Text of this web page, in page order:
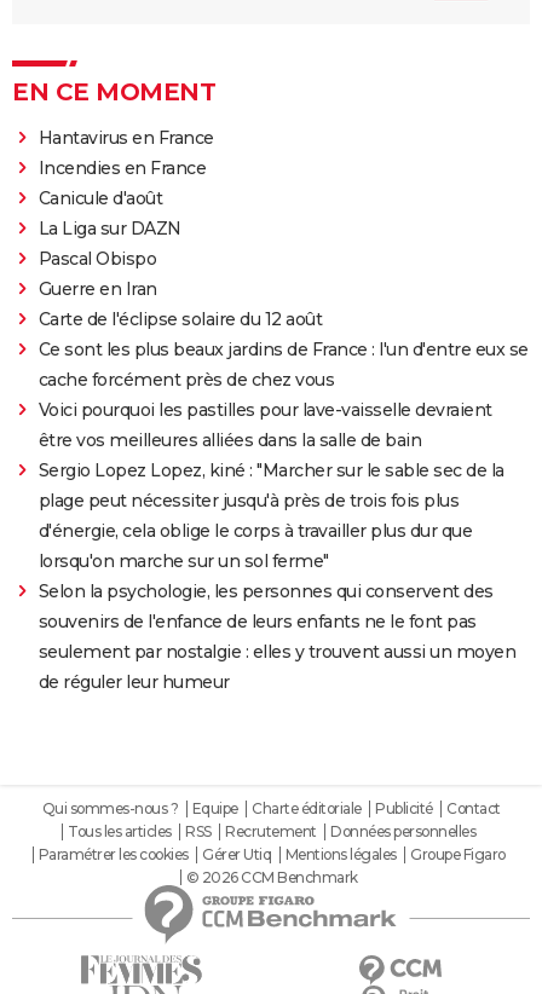
EN CE MOMENT
Hantavirus en France
Incendies en France
Canicule d'août
La Liga sur DAZN
Pascal Obispo
Guerre en Iran
Carte de l'éclipse solaire du 12 août
Ce sont les plus beaux jardins de France : l'un d'entre eux se
cache forcément près de chez vous
Voici pourquoi les pastilles pour lave-vaisselle devraient
être vos meilleures alliées dans la salle de bain
Sergio Lopez Lopez, kiné : "Marcher sur le sable sec de la
plage peut nécessiter jusqu'à près de trois fois plus
d'énergie, cela oblige le corps à travailler plus dur que
lorsqu'on marche sur un sol ferme"
Selon la psychologie, les personnes qui conservent des
souvenirs de l'enfance de leurs enfants ne le font pas
seulement par nostalgie : elles y trouvent aussi un moyen
de réguler leur humeur
Qui sommes-nous ? Equipe Charte éditoriale Publicité
Contact
Tous les articles
RSS Recrutement
Données personnelles
Paramétrer les cookies
Gérer Utiq Mentions légales
Groupe Figaro
© 2026 CCM Benchmark